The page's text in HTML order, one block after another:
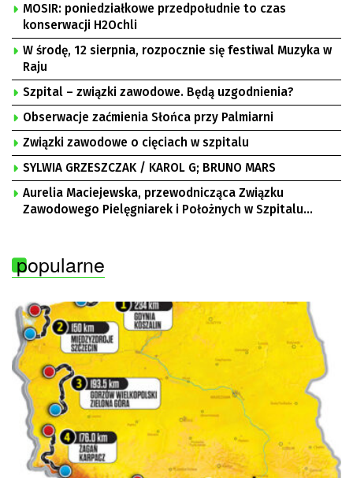
MOSIR: poniedziałkowe przedpołudnie to czas
konserwacji H2Ochli
W środę, 12 sierpnia, rozpocznie się festiwal Muzyka w
Raju
Szpital – związki zawodowe. Będą uzgodnienia?
Obserwacje zaćmienia Słońca przy Palmiarni
Związki zawodowe o cięciach w szpitalu
SYLWIA GRZESZCZAK / KAROL G; BRUNO MARS
Aurelia Maciejewska, przewodnicząca Związku
Zawodowego Pielęgniarek i Położnych w Szpitalu
„Solidarność” Zielona Góra
popularne